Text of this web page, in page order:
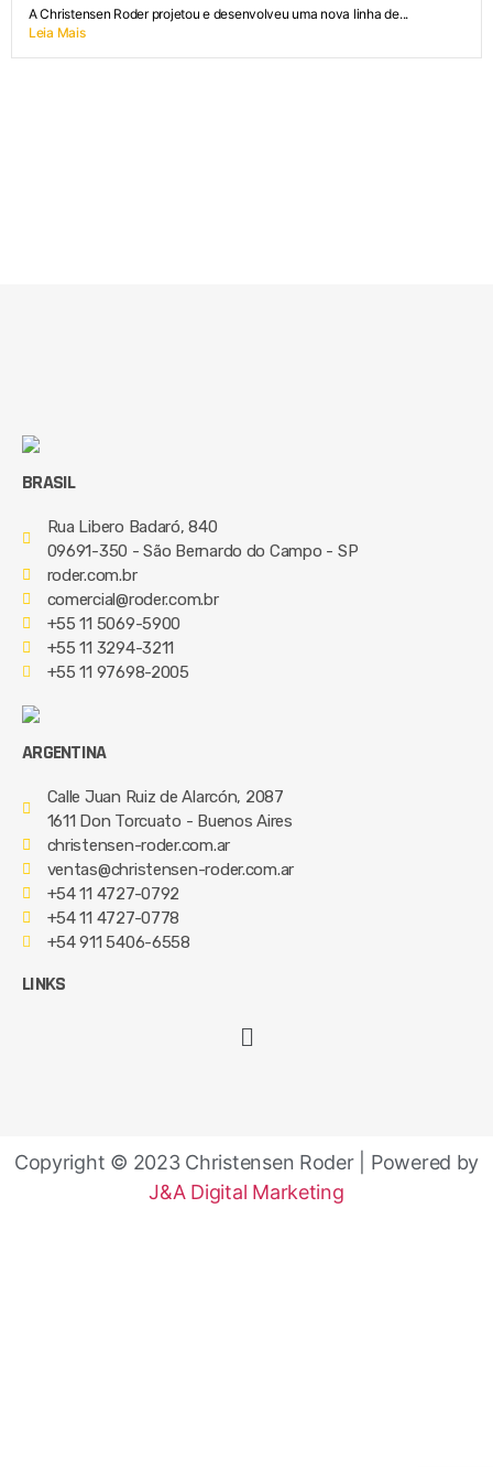
A Christensen Roder projetou e desenvolveu uma nova linha de...
Leia Mais
BRASIL
Rua Libero Badaró, 840
09691-350 - São Bernardo do Campo - SP
roder.com.br
comercial@roder.com.br
+55 11 5069-5900
+55 11 3294-3211
+55 11 97698-2005
ARGENTINA
Calle Juan Ruiz de Alarcón, 2087
1611 Don Torcuato - Buenos Aires
christensen-roder.com.ar
ventas@christensen-roder.com.ar
+54 11 4727-0792
+54 11 4727-0778
+54 911 5406-6558
LINKS
Copyright © 2023 Christensen Roder | Powered by
J&A Digital Marketing